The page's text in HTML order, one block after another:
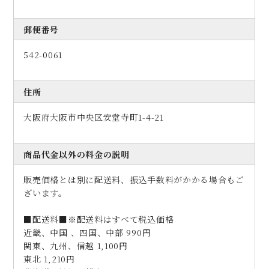
郵便番号
542-0061
住所
大阪府大阪市中央区安堂寺町1-4-21
商品代金以外の料金の説明
販売価格とは別に配送料、 振込手数料がかかる場合もご
ざいます。
■配送料■※配送料はすべて税込価格
近畿、中国 、四国、中部 990円
関東、九州、信越 1,100円
東北 1,210円